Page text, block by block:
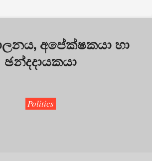
අපේක්ෂකයා හා
ඡන්දදායකයා
Politics